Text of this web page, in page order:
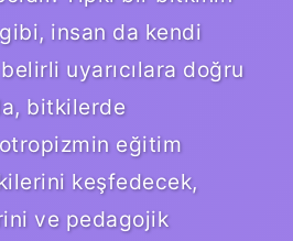
insan da kendi
uyarıcılara doğru
bitkilerde
eğitim
keşfedecek,
ve pedagojik